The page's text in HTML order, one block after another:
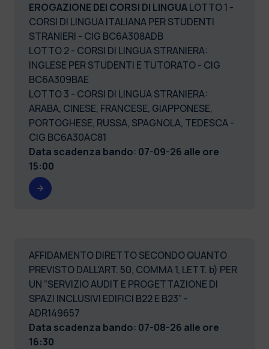
EROGAZIONE DEI CORSI DI LINGUALOTTO 1 -
CORSI DI LINGUA ITALIANA PER STUDENTI
STRANIERI - CIG BC6A308ADB
LOTTO 2 - CORSI DI LINGUA STRANIERA:
INGLESE PER STUDENTI E TUTORATO - CIG
BC6A309BAE
LOTTO 3 - CORSI DI LINGUA STRANIERA:
ARABA, CINESE, FRANCESE, GIAPPONESE,
PORTOGHESE, RUSSA, SPAGNOLA, TEDESCA -
CIG BC6A30AC81
Data scadenza bando: 07-09-26 alle ore
15:00
AFFIDAMENTO DIRETTO SECONDO QUANTO
PREVISTO DALL'ART. 50, COMMA 1, LETT. b) PER
UN “SERVIZIO AUDIT E PROGETTAZIONE DI
SPAZI INCLUSIVI EDIFICI B22 E B23” -
ADR149657
Data scadenza bando: 07-08-26 alle ore
16:30